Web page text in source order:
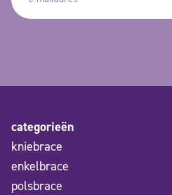
categorieën
kniebrace
enkelbrace
polsbrace